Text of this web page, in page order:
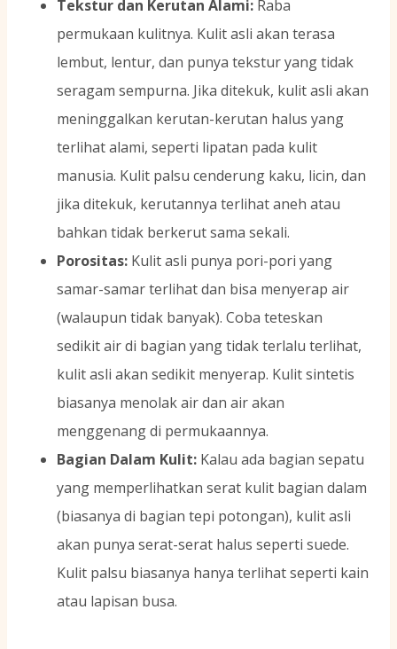
Tekstur dan Kerutan Alami: Raba
permukaan kulitnya. Kulit asli akan terasa
lembut, lentur, dan punya tekstur yang tidak
seragam sempurna. Jika ditekuk, kulit asli akan
meninggalkan kerutan-kerutan halus yang
terlihat alami, seperti lipatan pada kulit
manusia. Kulit palsu cenderung kaku, licin, dan
jika ditekuk, kerutannya terlihat aneh atau
bahkan tidak berkerut sama sekali.
Porositas: Kulit asli punya pori-pori yang
samar-samar terlihat dan bisa menyerap air
(walaupun tidak banyak). Coba teteskan
sedikit air di bagian yang tidak terlalu terlihat,
kulit asli akan sedikit menyerap. Kulit sintetis
biasanya menolak air dan air akan
menggenang di permukaannya.
Bagian Dalam Kulit: Kalau ada bagian sepatu
yang memperlihatkan serat kulit bagian dalam
(biasanya di bagian tepi potongan), kulit asli
akan punya serat-serat halus seperti suede.
Kulit palsu biasanya hanya terlihat seperti kain
atau lapisan busa.